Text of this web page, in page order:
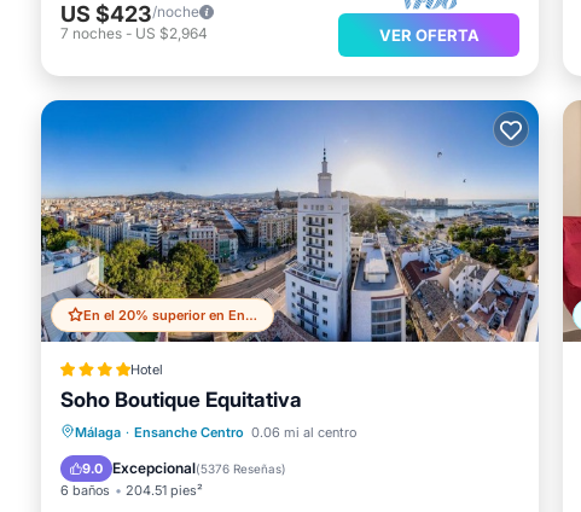
US $423/noche
7 noches - US $2,964 VER OFERTA
En el 20% superior en Ensanche Centro
Hotel
Soho Boutique Equitativa
Málaga · Ensanche Centro 0.06 mi al centro
9.0 Excepcional(5376 Reseñas)
6 baños 204.51 pies²
Estación de carga para vehículos eléctricos
Aparcamiento
Piscina
Balcón/Terraza